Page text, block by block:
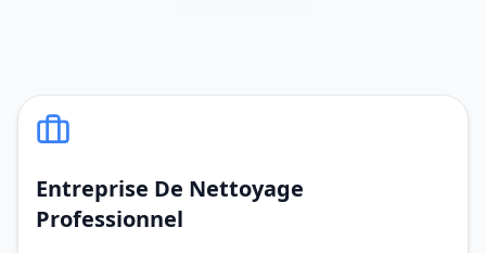
Entreprise De Nettoyage
Professionnel